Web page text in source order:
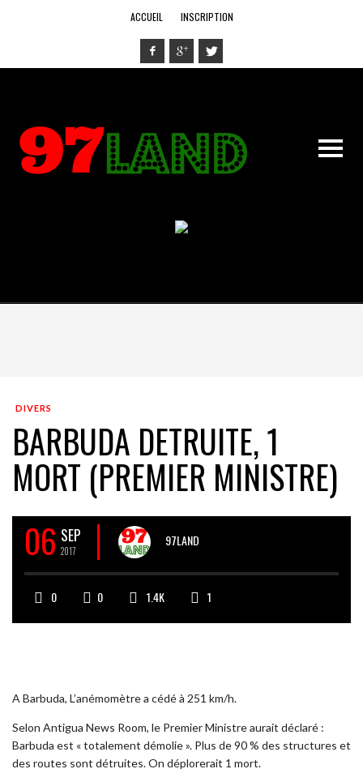
ACCUEIL INSCRIPTION
DIVERS
BARBUDA DETRUITE, 1
MORT (PREMIER MINISTRE)
06 SEP
2017
97LAND
0 0 1.4K 1
A Barbuda, L’anémomètre a cédé à 251 km/h.
Selon Antigua News Room, le Premier Ministre aurait déclaré :
Barbuda est « totalement démolie ». Plus de 90 % des structures et
des routes sont détruites. On déplorerait 1 mort.